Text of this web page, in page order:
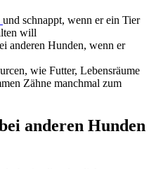
und schnappt, wenn er ein Tier
will
anderen Hunden, wenn er
wie Futter, Lebensräume
Zähne manchmal zum
anderen Hunden